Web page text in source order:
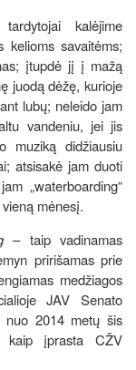
kalėjime
kelioms savaitėms;
įtupdė jį į mažą
juodą dėžę, kurioje
lubų; neleido jam
vandeniu, jei jis
muziką didžiausiu
atsisakė jam duoti
„waterboarding“
mėnesį.
– taip vadinamas
pririšamas prie
medžiagos
JAV Senato
nuo 2014 metų šis
kaip įprasta CŽV